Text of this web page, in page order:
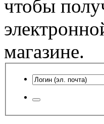
чтобы
магазине.